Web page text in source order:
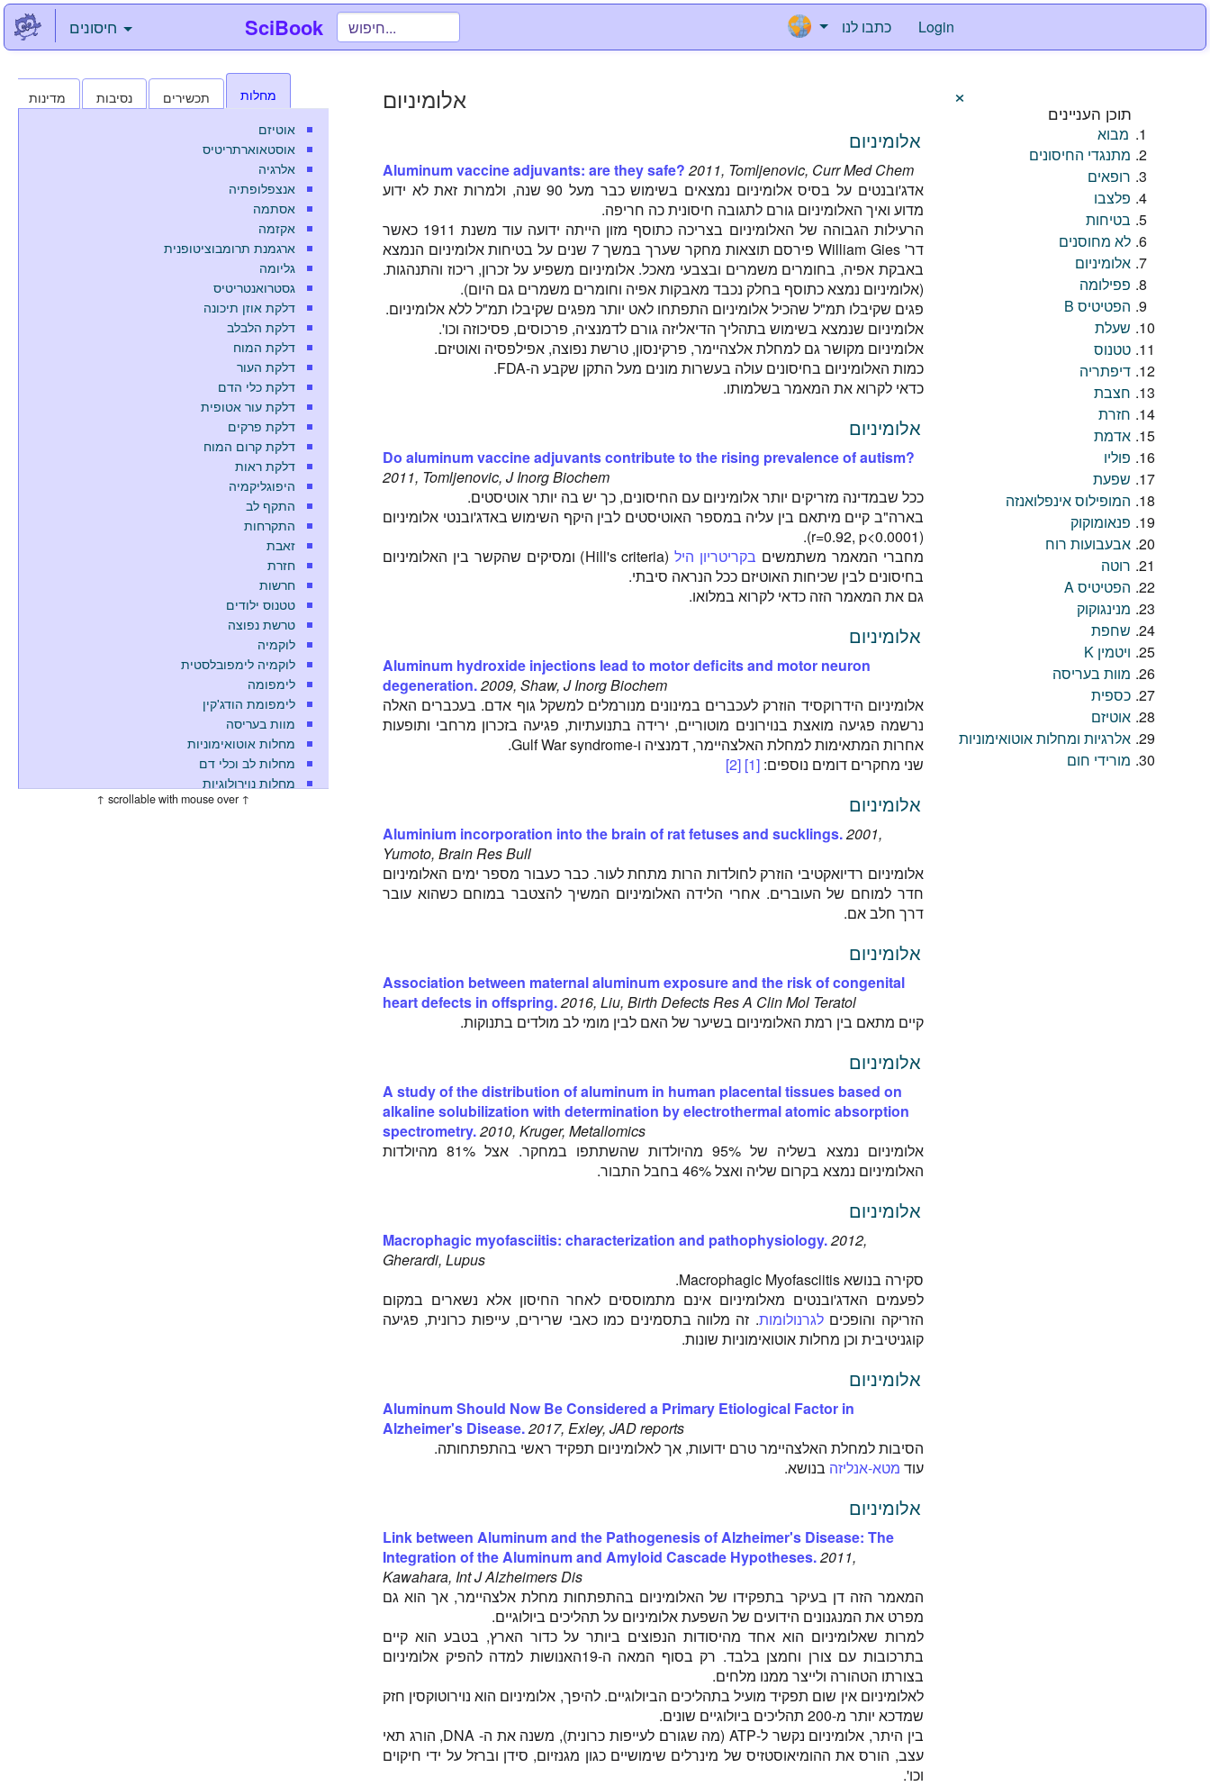
SciBook כתבו לנו Login
מחלות תכשירים נסיבות
מדינות
אוטיזם
אוסטאוארתריטיס
אלרגיה
אנצפלופתיה
אסתמה
אקזמה
ארגמנת תרומבוציטופנית
גליומה
גסטרואנטריטיס
דלקת אוזן תיכונה
דלקת הלבלב
דלקת המוח
דלקת העור
דלקת כלי הדם
דלקת עור אטופית
דלקת פרקים
דלקת קרום המוח
דלקת ראות
היפוגליקמיה
התקף לב
התקרחות
זאבת
חזרת
חרשות
טטנוס ילודים
טרשת נפוצה
לוקמיה
לוקמיה לימפובלסטית
לימפומה
לימפומת הודג'קין
מוות בעריסה
מחלות אוטואימוניות
מחלות לב וכלי דם
מחלות נוירולוגיות
מחלת אלצהיימר
↑ scrollable with mouse over ↑
אלומיניום
אלומיניום
Aluminum vaccine adjuvants: are they safe? 2011, Tomljenovic, Curr Med Chem
אדג'ובנטים על בסיס אלומיניום נמצאים בשימוש כבר מעל 90 שנה, ולמרות זאת לא ידוע
מדוע ואיך האלומיניום גורם לתגובה חיסונית כה חריפה.
הרעילות הגבוהה של האלומיניום בצריכה כתוסף מזון הייתה ידועה עוד משנת 1911 כאשר
דר' William Gies פירסם תוצאות מחקר שערך במשך 7 שנים על בטיחות אלומיניום הנמצא
באבקת אפיה, בחומרים משמרים ובצבעי מאכל. אלומיניום משפיע על זכרון, ריכוז והתנהגות.
(אלומיניום נמצא כתוסף בחלק נכבד מאבקות אפיה וחומרים משמרים גם היום).
פגים שקיבלו תמ"ל שהכיל אלומיניום התפתחו לאט יותר מפגים שקיבלו תמ"ל ללא אלומיניום.
אלומיניום שנמצא בשימוש בתהליך הדיאליזה גורם לדמנציה, פרכוסים, פסיכוזה וכו'.
אלומיניום מקושר גם למחלת אלצהיימר, פרקינסון, טרשת נפוצה, אפילפסיה ואוטיזם.
כמות האלומיניום בחיסונים עולה בעשרות מונים מעל התקן שקבע ה-FDA.
כדאי לקרוא את המאמר בשלמותו.
אלומיניום
Do aluminum vaccine adjuvants contribute to the rising prevalence of autism?
2011, Tomljenovic, J Inorg Biochem
ככל שבמדינה מזריקים יותר אלומיניום עם החיסונים, כך יש בה יותר אוטיסטים.
בארה"ב קיים מיתאם בין עליה במספר האוטיסטים לבין היקף השימוש באדג'ובנטי אלומיניום
(r=0.92, p<0.0001).
מחברי המאמר משתמשים בקריטריון היל
(Hill's criteria) ומסיקים שהקשר בין האלומיניום
בחיסונים לבין שכיחות האוטיזם ככל הנראה סיבתי.
גם את המאמר הזה כדאי לקרוא במלואו.
אלומיניום
Aluminum hydroxide injections lead to motor deficits and motor neuron
degeneration.2009, Shaw, J Inorg Biochem
אלומיניום הידרוקסיד הוזרק לעכברים במינונים מנורמלים למשקל גוף אדם. בעכברים האלה
נרשמה פגיעה מואצת בנוירונים מוטוריים, ירידה בתנועתיות, פגיעה בזכרון מרחבי ותופעות
אחרות המתאימות למחלת האלצהיימר, דמנציה ו-Gulf War syndrome.
שני מחקרים דומים נוספים:[1]
[2]
אלומיניום
Aluminium incorporation into the brain of rat fetuses and sucklings.2001,
Yumoto, Brain Res Bull
אלומיניום רדיואקטיבי הוזרק לחולדות הרות מתחת לעור. כבר כעבור מספר ימים האלומיניום
חדר למוחם של העוברים. אחרי הלידה האלומיניום המשיך להצטבר במוחם כשהוא עובר
דרך חלב אם.
אלומיניום
Association between maternal aluminum exposure and the risk of congenital
heart defects in offspring.2016, Liu, Birth Defects Res A Clin Mol Teratol
קיים מתאם בין רמת האלומיניום בשיער של האם לבין מומי לב מולדים בתנוקות.
אלומיניום
A study of the distribution of aluminum in human placental tissues based on
alkaline solubilization with determination by electrothermal atomic absorption
spectrometry.2010, Kruger, Metallomics
אלומיניום נמצא בשליה של 95% מהיולדות שהשתתפו במחקר. אצל 81% מהיולדות
האלומיניום נמצא בקרום שליה ואצל 46% בחבל התבור.
אלומיניום
Macrophagic myofasciitis: characterization and pathophysiology.2012,
Gherardi, Lupus
סקירה בנושא Macrophagic Myofasciitis.
לפעמים האדג'ובנטים מאלומיניום אינם מתמוססים לאחר החיסון אלא נשארים במקום
הזריקה והופכיםלגרנולומות. זה מלווה בתסמינים כמו כאבי שרירים, עייפות כרונית, פגיעה
קוגניטיבית וכן מחלות אוטואימוניות שונות.
אלומיניום
Aluminum Should Now Be Considered a Primary Etiological Factor in
Alzheimer's Disease.2017, Exley, JAD reports
הסיבות למחלת האלצהיימר טרם ידועות, אך לאלומיניום תפקיד ראשי בהתפתחותה.
עוד מטא-אנליזה בנושא.
אלומיניום
Link between Aluminum and the Pathogenesis of Alzheimer's Disease: The
Integration of the Aluminum and Amyloid Cascade Hypotheses.2011,
Kawahara, Int J Alzheimers Dis
המאמר הזה דן בעיקר בתפקידו של האלומיניום בהתפתחות מחלת אלצהיימר, אך הוא גם
מפרט את המנגנונים הידועים של השפעת אלומיניום על תהליכים ביולוגיים.
למרות שאלומיניום הוא אחד מהיסודות הנפוצים ביותר על כדור הארץ, בטבע הוא קיים
בתרכובות עם צורן וחמצן בלבד. רק בסוף המאה ה-19האנושות למדה להפיק אלומיניום
בצורתו הטהורה ולייצר ממנו מלחים.
לאלומיניום אין שום תפקיד מועיל בתהליכים הביולוגיים. להיפך, אלומיניום הוא נוירוטוקסין חזק
שמדכא יותר מ-200 תהליכים ביולוגיים שונים.
בין היתר, אלומיניום נקשר ל-ATP (מה שגורם לעייפות כרונית), משנה את ה- DNA, הורג תאי
עצב, הורס את ההומיאוסטזיס של מינרלים שימושיים כגון מגנזיום, סידן וברזל על ידי חיקוים
וכו'.
×
תוכן העניינים
מבוא
מתנגדי החיסונים
רופאים
פלצבו
בטיחות
לא מחוסנים
אלומיניום
פפילומה
הפטיטיס B
שעלת
טטנוס
דיפתריה
חצבת
חזרת
אדמת
פוליו
שפעת
המופילוס אינפלואנזה
פנאומוקוק
אבעבועות רוח
רוטה
הפטיטיס A
מנינגוקוק
שחפת
ויטמין K
מוות בעריסה
כספית
אוטיזם
אלרגיות ומחלות אוטואימוניות
מורידי חום